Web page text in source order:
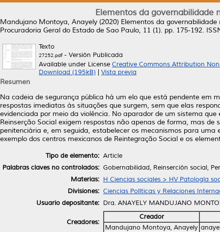
Elementos da governabilidade
Mandujano Montoya, Anayely (2020) Elementos da
Procuradoria Geral do Estado de Sao Paulo, 11 (1). pp. 175-192.
Texto
27252.pdf- Versión Publicada
Available under License Creative Commons Attribution
Download (195kB)
Vista previa
Resumen
Na cadeia de segurança pública há um elo que está pendente em
respostas imediatas às situações que surgem, sem que elas
evidenciada por meio da violência. No aparador de um sistema
Reinserção Social exigem respostas não apenas de forma, mas
penitenciária e, em seguida, estabelecer os mecanismos para
exemplo dos centros mexicanos de Reintegração Social e os
Tipo de elemento: Article
Palabras claves no controlados: Gobernabilidad, Reinserción social,
Materias: H Ciencias sociales > HV Patología
Divisiones: Ciencias Políticas y Relaciones
Usuario depositante: Dra. ANAYELY MANDUJANO
Creadores:
Creador
Mandujano Montoya, Anayely